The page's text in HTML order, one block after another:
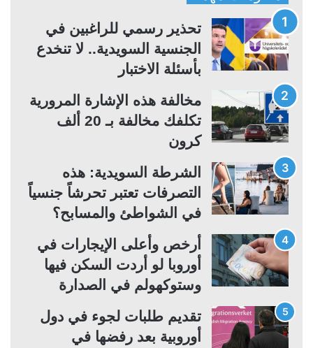
ا
ب
ا
ل
تحذير رسمي للراغبين في
الجنسية السويدية.. لا تنخدع
بأسئلة الاختبار
مخالفة هذه الإشارة المرورية
تكلفك مخالفة بـ 20 ألف
كرون
الشرطة السويدية: هذه
التصرفات تعتبر تحرشاً جنسياً
في الشواطئ والمسابح؟
أرخص وأعلى الإيجارات في
أوروبا لو أردت السكن فيها
وستوكهولم في الصدارة
تقديم طلبات لجوء في دول
أوروبية بعد رفضها في